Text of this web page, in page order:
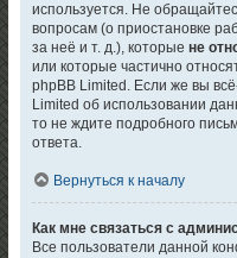
используется. Не
вопросам (о приостановке
за неё и т. д.), которыене
или которые частично
phpBB Limited. Если же вы
Limited об использовании
то не ждите подробного
ответа.
Вернуться к началу
Как мне связаться с
Все пользователи данной